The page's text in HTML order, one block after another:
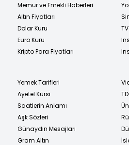
Memur ve Emekli Haberleri
Altın Fiyatları
Dolar Kuru
Euro Kuru
Kripto Para Fiyatları
Yemek Tarifleri
Ayetel Kürsi
Saatlerin Anlamı
Aşk Sözleri
Günaydın Mesajları
Gram Altın